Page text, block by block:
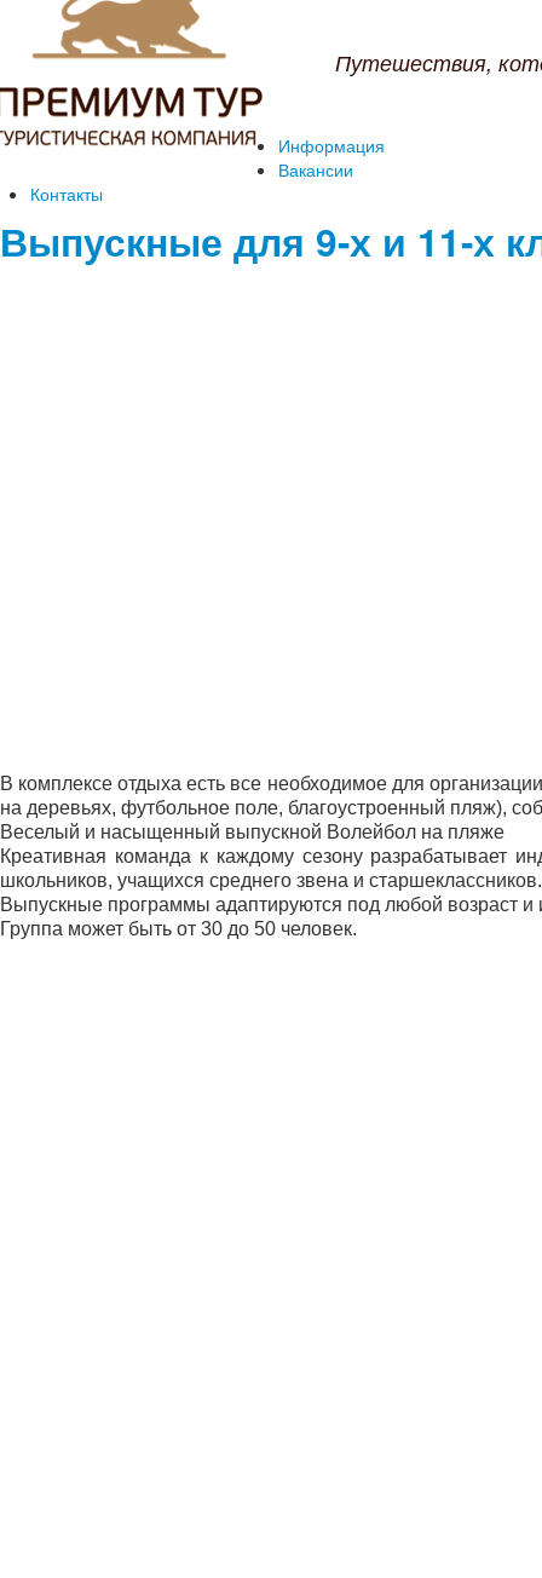
Путешествия,
Информация
Вакансии
Контакты
Выпускные для 9-х и 11-х
В комплексе отдыха есть все необходимое для
на деревьях, футбольное поле, благоустроенный пляж),
Веселый и насыщенный выпускной Волейбол на пляже
Креативная команда к каждому сезону разрабатывает
школьников, учащихся среднего звена и старшеклассников.
Выпускные программы адаптируются под любой возраст и
Группа может быть от 30 до 50 человек.